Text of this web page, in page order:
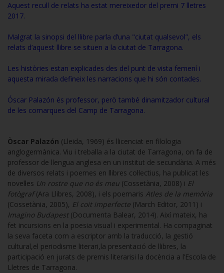
Aquest recull de relats ha estat mereixedor del premi 7 lletres
2017.
Malgrat la sinopsi del llibre parla d’una "ciutat qualsevol”, els
relats d’aquest llibre se situen a la ciutat de Tarragona.
Les històries estan explicades des del punt de vista femení i
aquesta mirada defineix les narracions que hi són contades.
Óscar Palazón és professor, però també dinamitzador cultural
de les comarques del Camp de Tarragona.
Òscar Palazón (Lleida, 1969) és llicenciat en filologia
anglogermànica. Viu i treballa a la ciutat de Tarragona, on fa de
professor de llengua anglesa en un institut de secundària. A més
de diversos relats i poemes en llibres col·lectius, ha publicat les
novel·les Un rostre que no és meu (Cossetània, 2008) i El
fotògraf(Ara Llibres, 2008), i els poemaris Atles de la memòria
(Cossetània, 2005), El coit imperfecte (March Editor, 2011) i
Imagino Budapest (Documenta Balear, 2014). Així mateix, ha
fet incursions en la poesia visual i experimental. Ha compaginat
la seva faceta com a escriptor amb la traducció, la gestió
cultural,el periodisme literari,la presentació de llibres, la
participació en jurats de premis literarisi la docència a l’Escola de
Lletres de Tarragona.